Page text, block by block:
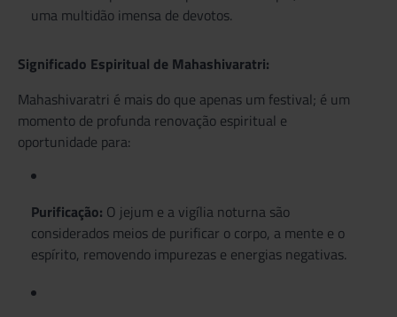
uma multidão imensa de devotos.
Significado Espiritual de Mahashivaratri:
Mahashivaratri é mais do que apenas um festival; é um
momento de profunda renovação espiritual e
oportunidade para:
Purificação: O jejum e a vigília noturna são
considerados meios de purificar o corpo, a mente e o
espírito, removendo impurezas e energias negativas.